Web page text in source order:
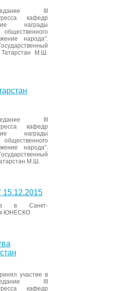
III
кафедр
награды
народа”.
Татарстан М.Ш.
III
кафедр
награды
народа”.
М.Ш.
15.12.2015
в Санкт-
ЮНЕСКО
участие в
III
кафедр